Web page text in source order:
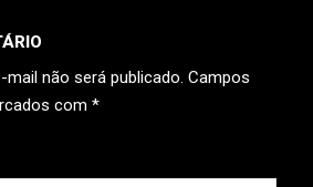
mail não será publicado. Campos
com *